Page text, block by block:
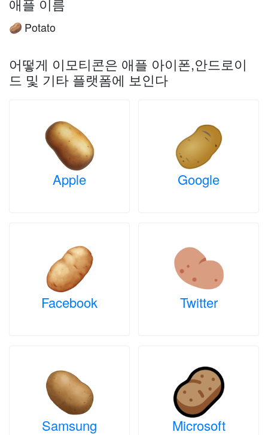
애플 이름
🥔 Potato
어떻게 이모티콘은 애플 아이폰,안드로이
드 및 기타 플랫폼에 보인다
Apple Google
Facebook Twitter
Samsung Microsoft